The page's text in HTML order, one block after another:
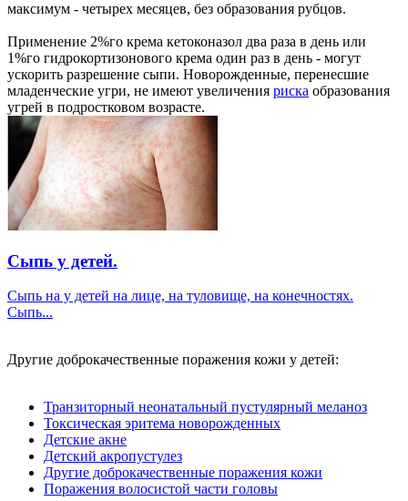
максимум - четырех месяцев, без образования рубцов.
Применение 2%го крема кетоконазол два раза в день или
1%го гидрокортизонового крема один раз в день - могут
ускорить разрешение сыпи. Новорожденные, перенесшие
младенческие угри, не имеют увеличения риска образования
угрей в подростковом возрасте.
Сыпь у детей.
Сыпь на у детей на лице, на туловище, на конечностях.
Сыпь...
Другие доброкачественные поражения кожи у детей:
Транзиторный неонатальный пустулярный меланоз
Токсическая эритема новорожденных
Детские акне
Детский акропустулез
Другие доброкачественные поражения кожи
Поражения волосистой части головы